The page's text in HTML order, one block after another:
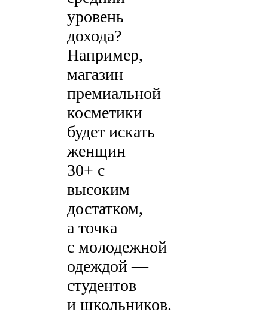
уровень
дохода?
Например,
магазин
премиальной
косметики
будет искать
женщин
30+ с
высоким
достатком,
а точка
с молодежной
одеждой —
студентов
и школьников.